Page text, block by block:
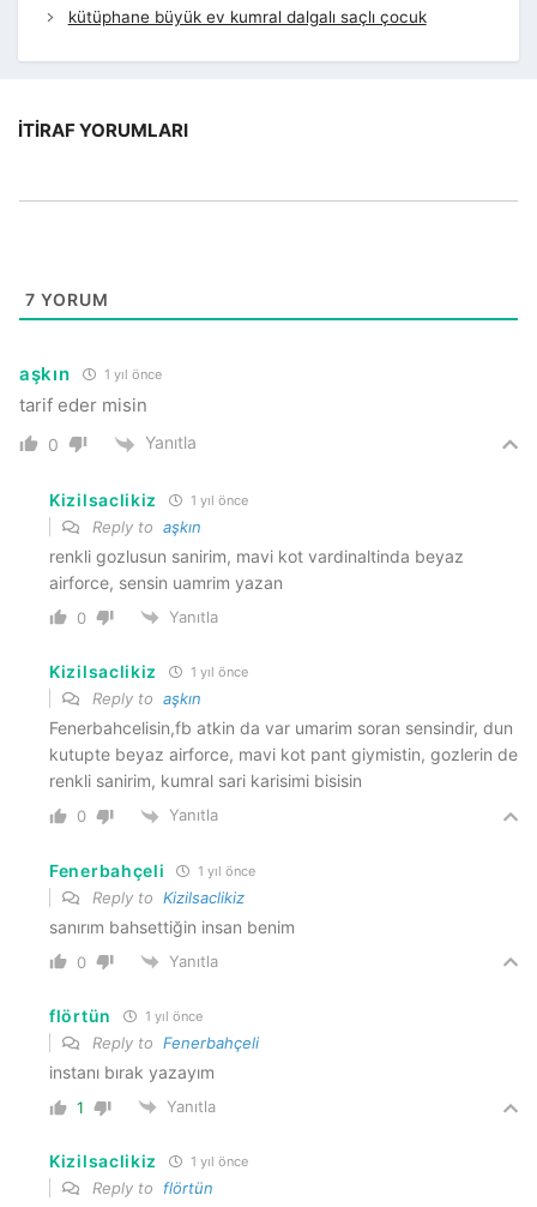
kütüphane büyük ev kumral dalgalı saçlı çocuk
İTIRAF YORUMLARI
7 YORUM
aşkın 1 yıl önce
tarif eder misin
0 Yanıtla
Kizilsaclikiz 1 yıl önce
Reply to aşkın
renkli gozlusun sanirim, mavi kot vardinaltinda beyaz
airforce, sensin uamrim yazan
0 Yanıtla
Kizilsaclikiz 1 yıl önce
Reply to aşkın
Fenerbahcelisin,fb atkin da var umarim soran sensindir, dun
kutupte beyaz airforce, mavi kot pant giymistin, gozlerin de
renkli sanirim, kumral sari karisimi bisisin
0 Yanıtla
Fenerbahçeli 1 yıl önce
Reply to Kizilsaclikiz
sanırım bahsettiğin insan benim
0 Yanıtla
flörtün 1 yıl önce
Reply to Fenerbahçeli
instanı bırak yazayım
1 Yanıtla
Kizilsaclikiz 1 yıl önce
Reply to flörtün